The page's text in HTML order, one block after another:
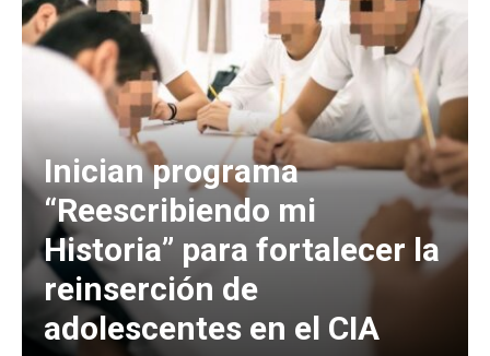
Inician programa
“Reescribiendo mi
Historia” para fortalecer la
reinserción de
adolescentes en el CIA